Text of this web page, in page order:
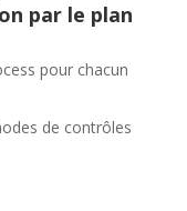
par le plan
pour chacun
de contrôles